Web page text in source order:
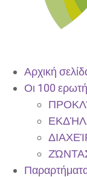
Αρχική
Οι 100